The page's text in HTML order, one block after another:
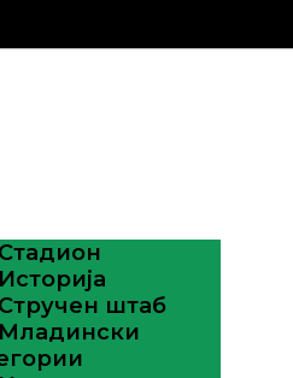
Стадион
Историја
Стручен штаб
Младински